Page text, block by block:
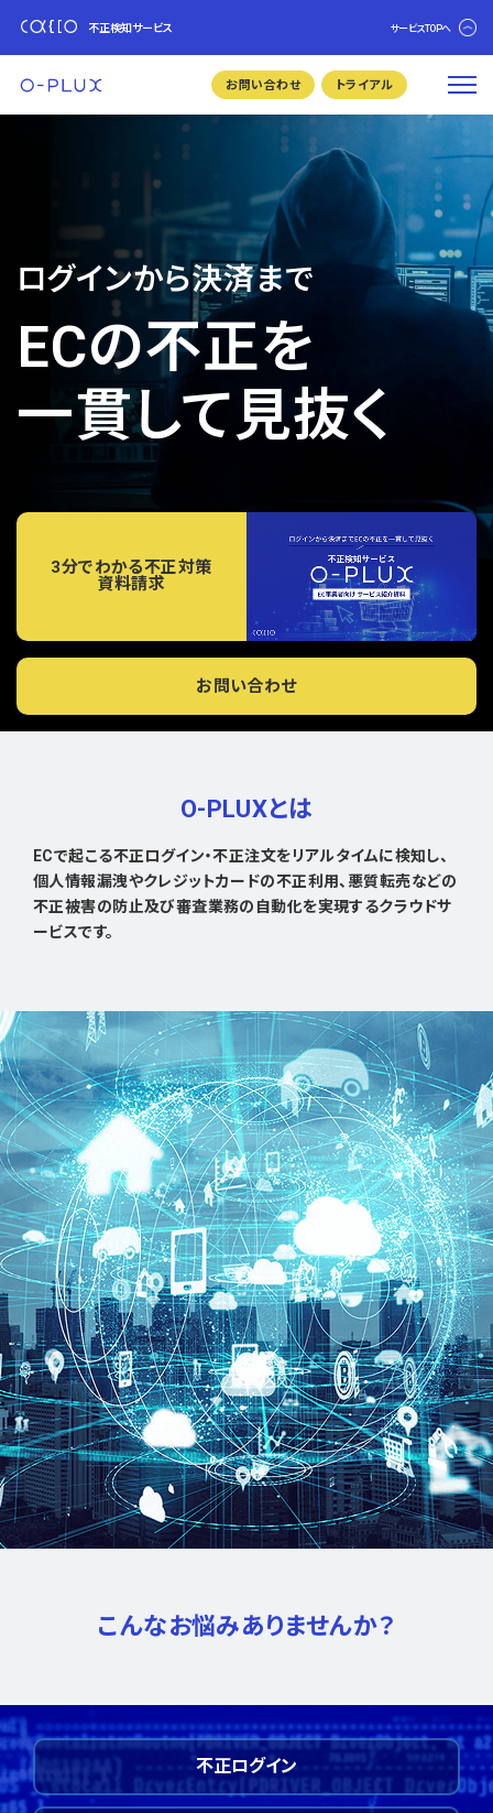
不正検知サービス サービスTOPへ
お問い合わせ トライアル
ログインから決済まで
ECの不正を
一貫して見抜く
3分でわかる不正対策
資料請求
お問い合わせ
O-PLUXとは
ECで起こる不正ログイン・不正注文をリアルタイムに検知し、
個人情報漏洩やクレジットカードの不正利用、悪質転売などの
不正被害の防止及び審査業務の自動化を実現するクラウドサ
ービスです。
こんなお悩みありませんか？
不正ログイン